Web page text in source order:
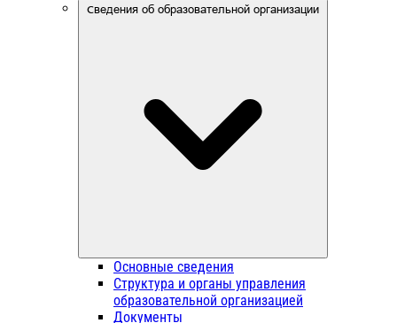
Сведения об образовательной организации
Основные сведения
Структура и органы управления
образовательной организацией
Документы